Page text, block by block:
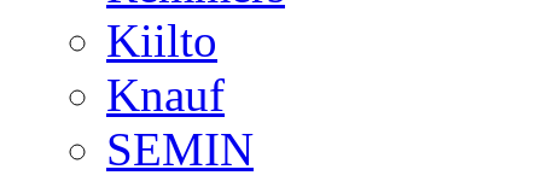
Kiilto
Knauf
SEMIN